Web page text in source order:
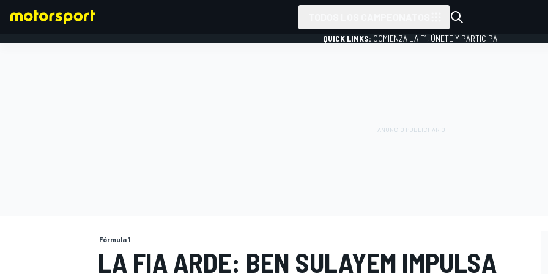
QUICK LINKS:¡COMIENZA LA F1, ÚNETE Y PARTICIPA!
Fórmula 1
LA FIA ARDE: BEN SULAYEM IMPULSA